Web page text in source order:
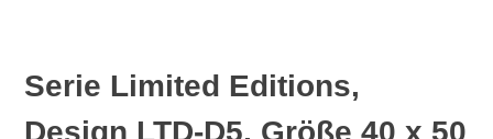
Serie Limited Editions,
Design LTD-D5, Größe 40 x 50